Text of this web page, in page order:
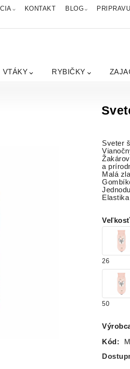
KONTAKT BLOG
VTÁKY RYBIČKY
Sveter
a
Malá
Veľkosť
26
50
Kód: